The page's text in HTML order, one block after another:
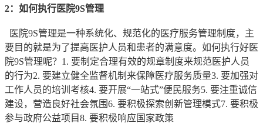
2：如何执行医院9S管理
医院9S管理是一种系统化、规范化的医疗服务管理制度，主
要目的就是为了提高医护人员和患者的满意度。如何执行好医
院9S管理呢？1. 要制定合理有效的规章制度来规范医护人员
的行为2. 要建立健全监督机制来保障医疗服务质量3. 要加强对
工作人员的培训考核4. 要开展“一站式”便民服务5. 要注重诚信
建设，营造良好社会氛围6. 要积极探索创新管理模式7. 要积极
参与政府公益项目8. 要积极响应国家政策